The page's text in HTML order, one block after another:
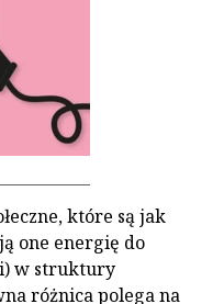
które są jak
one energię do
w struktury
różnica polega na